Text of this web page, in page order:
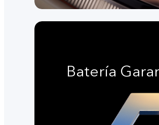
Batería